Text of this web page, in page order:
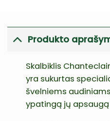
Produkto
Skalbiklis
yra sukurtas
švelniems
ypatingą jų